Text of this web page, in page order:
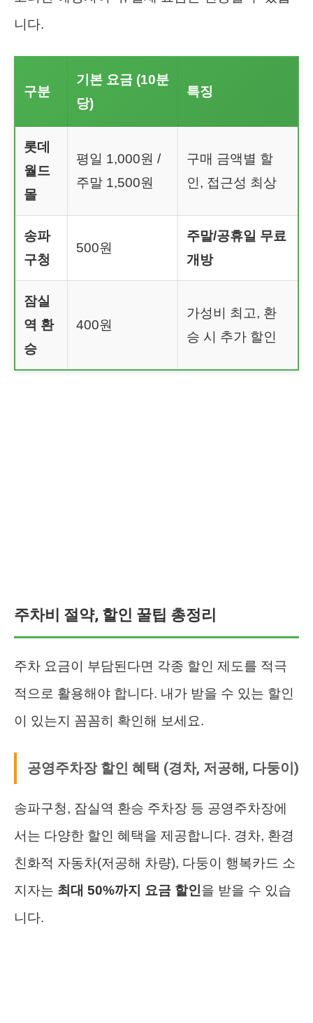
니다.
구분
기본 요금 (10분
당)
특징
롯데
월드
몰
평일 1,000원 /
주말 1,500원
구매 금액별 할
인, 접근성 최상
송파
구청
500원
주말/공휴일 무료
개방
잠실
역 환
승
400원
가성비 최고, 환
승 시 추가 할인
주차비 절약, 할인 꿀팁 총정리
주차 요금이 부담된다면 각종 할인 제도를 적극
적으로 활용해야 합니다. 내가 받을 수 있는 할인
이 있는지 꼼꼼히 확인해 보세요.
공영주차장 할인 혜택 (경차, 저공해, 다둥이)
송파구청, 잠실역 환승 주차장 등 공영주차장에
서는 다양한 할인 혜택을 제공합니다. 경차, 환경
친화적 자동차(저공해 차량), 다둥이 행복카드 소
지자는 최대 50%까지 요금 할인을 받을 수 있습
니다.